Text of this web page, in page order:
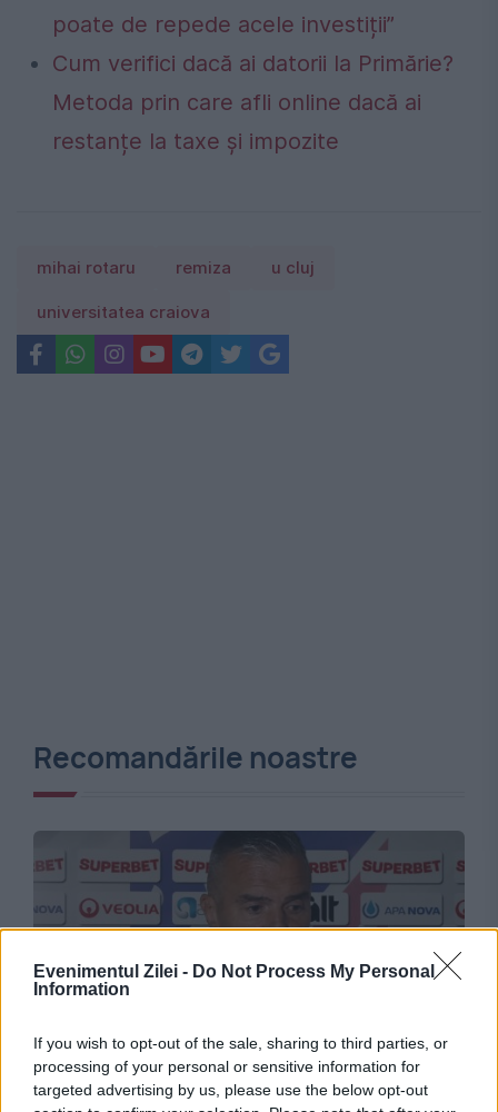
Evenimentul Zilei - Do Not Process My Personal
Information
If you wish to opt-out of the sale, sharing to third parties, or
processing of your personal or sensitive information for
targeted advertising by us, please use the below opt-out
poate de repede acele investiții”
Cum verifici dacă ai datorii la Primărie?
Metoda prin care afli online dacă ai
restanțe la taxe și impozite
mihai rotaru remiza u cluj
universitatea craiova
Recomandările noastre
SPORT
Universitatea Craiova și Rapid au câte trei